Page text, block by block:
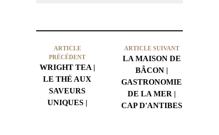
ARTICLE
PRÉCÉDENT
WRIGHT TEA |
LE THÉ AUX
SAVEURS
UNIQUES |
ARTICLE SUIVANT
LA MAISON DE
BÂCON |
GASTRONOMIE
DE LA MER |
CAP D'ANTIBES